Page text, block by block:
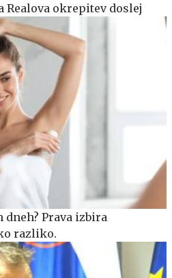
okrepitev doslej
Prava izbira
razliko.